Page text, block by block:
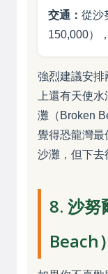
交通： 從沙
150,000）
強烈建議安排
上還有天使
灘（Broken
覺得恐龍灣最
沙灘，但下去
8. 沙
Beach